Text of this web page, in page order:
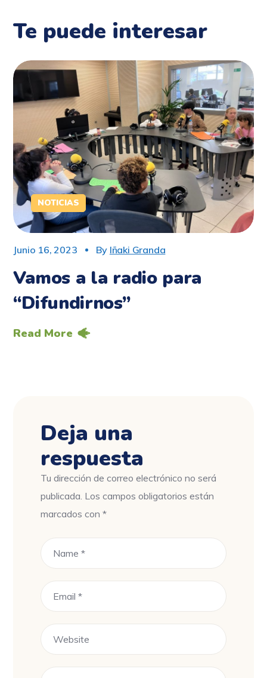
Te puede interesar
NOTICIAS
Junio 16, 2023 By Iñaki Granda
Vamos a la radio para
“Difundirnos”
Read More
Deja una
respuesta
Tu dirección de correo electrónico no será
publicada. Los campos obligatorios están
marcados con*